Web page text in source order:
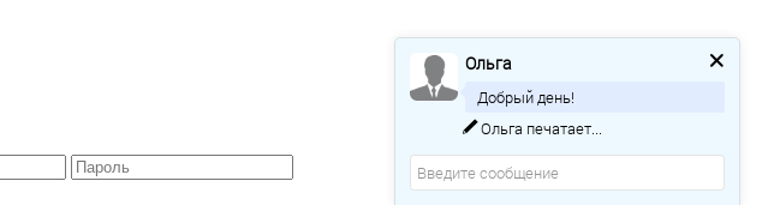
Ольга
Добрый день!
Ольга печатает...